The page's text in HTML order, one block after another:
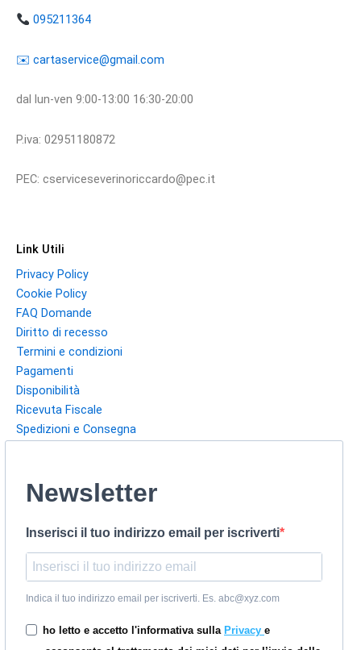
095211364
​​✉️ ​cartaservice@gmail.com
dal lun-ven 9:00-13:00 16:30-20:00
P.iva: 02951180872
PEC: cserviceseverinoriccardo@pec.it
Link Utili
Privacy Policy
Cookie Policy
FAQ Domande
Diritto di recesso
Termini e condizioni
Pagamenti
Disponibilità
Ricevuta Fiscale
Spedizioni e Consegna
Newsletter
Inserisci il tuo indirizzo email per iscriverti
Indica il tuo indirizzo email per iscriverti. Es. abc@xyz.com
ho letto e accetto l'informativa sulla Privacy e